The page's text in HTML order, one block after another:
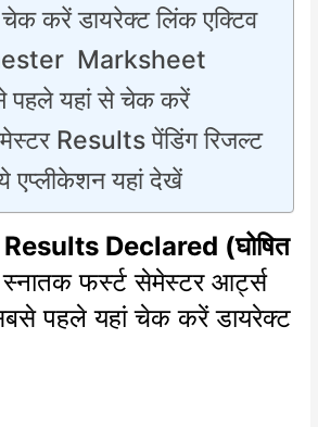
करें डायरेक्ट लिंक एक्टिव
Marksheet
यहां से चेक करें
Results पेंडिंग रिजल्ट
एप्लीकेशन यहां देखें
Declared (घोषित
स्नातक फर्स्ट सेमेस्टर आर्ट्स
पहले यहां चेक करें डायरेक्ट